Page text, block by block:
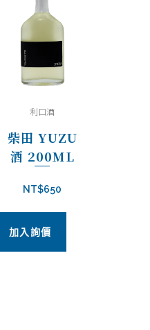
利口酒
柴田 YUZU
酒 200ML
NT$650
加入詢價